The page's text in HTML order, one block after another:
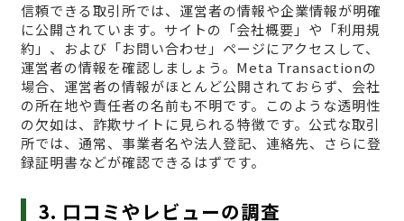
信頼できる取引所では、運営者の情報や企業情報が明確
に公開されています。サイトの「会社概要」や「利用規
約」、および「お問い合わせ」ページにアクセスして、
運営者の情報を確認しましょう。Meta Transactionの
場合、運営者の情報がほとんど公開されておらず、会社
の所在地や責任者の名前も不明です。このような透明性
の欠如は、詐欺サイトに見られる特徴です。公式な取引
所では、通常、事業者名や法人登記、連絡先、さらに登
録証明書などが確認できるはずです。
3. 口コミやレビューの調査